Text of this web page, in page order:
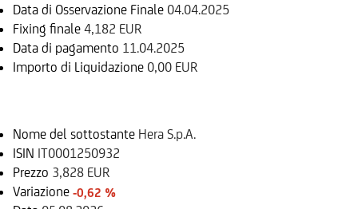
Data di Osservazione Finale 04.04.2025
Fixing finale 4,182 EUR
Data di pagamento 11.04.2025
Importo di Liquidazione 0,00 EUR
Nome del sottostante Hera S.p.A.
ISIN IT0001250932
Prezzo 3,828 EUR
Variazione -0,62 %